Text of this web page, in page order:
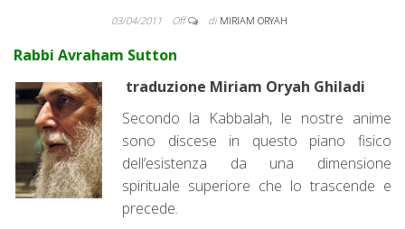
03/04/2011 Off di MIRIAM ORYAH
Rabbi Avraham Sutton
traduzione Miriam Oryah Ghiladi
Secondo la Kabbalah, le nostre anime
sono discese in questo piano fisico
dell’esistenza da una dimensione
spirituale superiore che lo trascende e
precede.